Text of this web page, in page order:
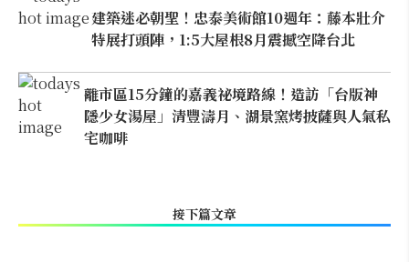
建築迷必朝聖！忠泰美術館10週年：藤本壯介
特展打頭陣，1:5大屋根8月震撼空降台北
離市區15分鐘的嘉義祕境路線！造訪「台版神
隱少女湯屋」清豐濤月、湖景窯烤披薩與人氣私
宅咖啡
接下篇文章